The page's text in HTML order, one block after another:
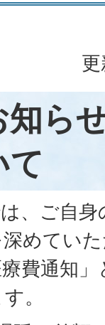
知ら
て
、ご自
めてい
費通知
。